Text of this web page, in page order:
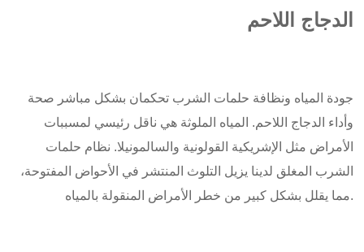
الدجاج اللاحم
جودة المياه ونظافة حلمات الشرب تحكمان بشكل مباشر صحة
وأداء الدجاج اللاحم. المياه الملوثة هي ناقل رئيسي لمسببات
الأمراض مثل الإشريكية القولونية والسالمونيلا. نظام حلمات
الشرب المغلق لدينا يزيل التلوث المنتشر في الأحواض المفتوحة،
مما يقلل بشكل كبير من خطر الأمراض المنقولة بالمياه.